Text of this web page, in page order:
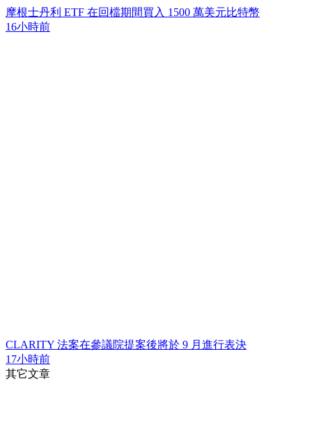
摩根士丹利 ETF 在回檔期間買入 1500 萬美元比特幣
16小時前
CLARITY 法案在參議院提案後將於 9 月進行表決
17小時前
其它文章